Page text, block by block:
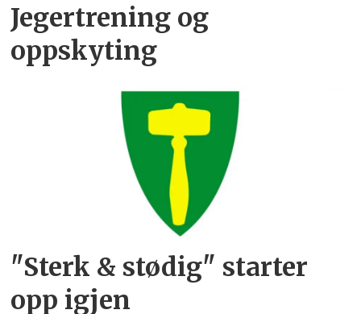
Jegertrening og
oppskyting
"Sterk & stødig" starter
opp igjen